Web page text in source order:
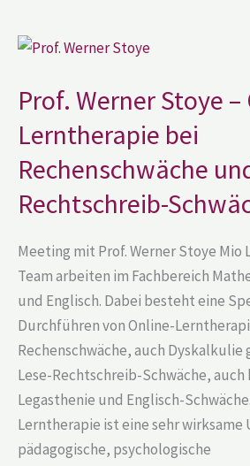
Prof. Werner Stoye
Lerntherapie bei
Rechenschwäche
Rechtschreib-
Meeting mit Prof. Werner Stoye Mio
Team arbeiten im Fachbereich
und Englisch. Dabei besteht eine
Durchführen von Online-
Rechenschwäche, auch Dyskalkulie
Lese-Rechtschreib-Schwäche, auch
Legasthenie und Englisch-
Lerntherapie ist eine sehr
pädagogische, psychologische
Prof.
Werner
Online-
Lerntherapie
bei
Rechenschwäche
und
Lese-
Rechtschreib-
Schwäche